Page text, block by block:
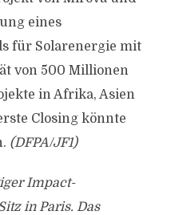
eines
für Solarenergie mit
von 500 Millionen
in Afrika, Asien
Closing könnte
(DFPA/JF1)
Impact-
in Paris. Das